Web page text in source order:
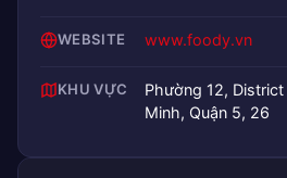
WEBSITE www.foody.vn
KHU VỰC
Phường 12,
Minh, Quận 5, 26